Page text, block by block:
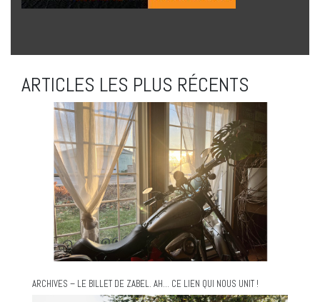
ARTICLES LES PLUS RÉCENTS
ARCHIVES – LE BILLET DE ZABEL. AH… CE LIEN QUI NOUS UNIT !